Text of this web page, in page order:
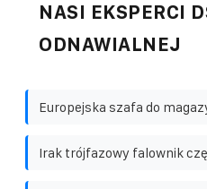
NASI EKSPERCI
ODNAWIALNEJ
Europejska szafa do
Irak trójfazowy falownik